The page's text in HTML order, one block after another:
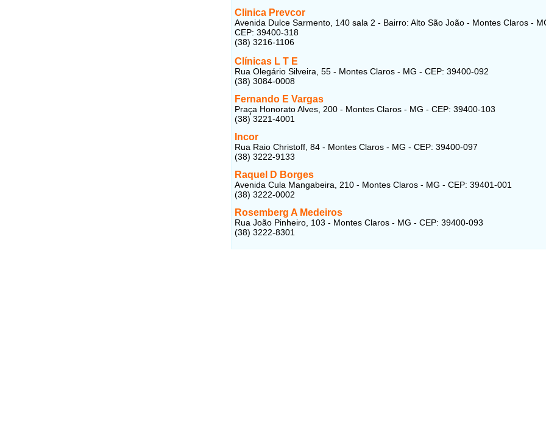
Clinica Prevcor
Avenida Dulce Sarmento, 140 sala 2 - Bairro: Alto São João - Montes Claros -
CEP: 39400-318
(38) 3216-1106
Clínicas L T E
Rua Olegário Silveira, 55 - Montes Claros - MG - CEP: 39400-092
(38) 3084-0008
Fernando E Vargas
Praça Honorato Alves, 200 - Montes Claros - MG - CEP: 39400-103
(38) 3221-4001
Incor
Rua Raio Christoff, 84 - Montes Claros - MG - CEP: 39400-097
(38) 3222-9133
Raquel D Borges
Avenida Cula Mangabeira, 210 - Montes Claros - MG - CEP: 39401-001
(38) 3222-0002
Rosemberg A Medeiros
Rua João Pinheiro, 103 - Montes Claros - MG - CEP: 39400-093
(38) 3222-8301